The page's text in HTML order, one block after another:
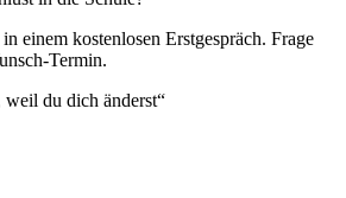
einem kostenlosen Erstgespräch. Frage
Termin.
du dich änderst“